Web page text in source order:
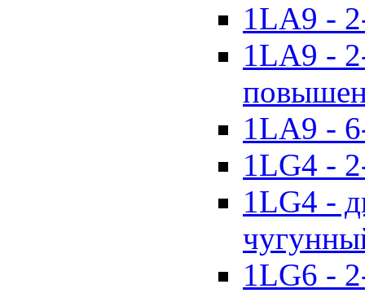
1LA9 -
1LA9 -
1LA9 -
1LG4 -
1LG4 -
1LG6 -